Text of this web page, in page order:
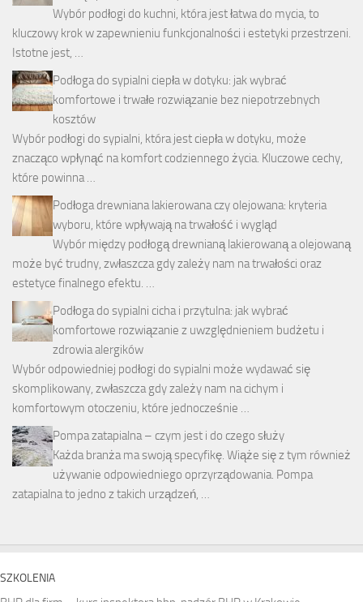
Wybór podłogi do kuchni, która jest łatwa do mycia, to
kluczowy krok w zapewnieniu funkcjonalności i estetyki przestrzeni.
Istotne jest, …
Podłoga do sypialni ciepła w dotyku: jak wybrać
komfortowe i trwałe rozwiązanie bez niepotrzebnych
kosztów
Wybór podłogi do sypialni, która jest ciepła w dotyku, może
znacząco wpłynąć na komfort codziennego życia. Kluczowe cechy,
które powinna …
Podłoga drewniana lakierowana czy olejowana: kryteria
wyboru, które wpływają na trwałość i wygląd
Wybór między podłogą drewnianą lakierowaną a olejowaną
może być trudny, zwłaszcza gdy zależy nam na trwałości oraz
estetyce finalnego efektu. …
Podłoga do sypialni cicha i przytulna: jak wybrać
komfortowe rozwiązanie z uwzględnieniem budżetu i
zdrowia alergików
Wybór odpowiedniej podłogi do sypialni może wydawać się
skomplikowany, zwłaszcza gdy zależy nam na cichym i
komfortowym otoczeniu, które jednocześnie …
Pompa zatapialna – czym jest i do czego służy
Każda branża ma swoją specyfikę. Wiąże się z tym również
używanie odpowiedniego oprzyrządowania. Pompa
zatapialna to jedno z takich urządzeń, …
SZKOLENIA